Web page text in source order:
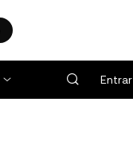
Entrar